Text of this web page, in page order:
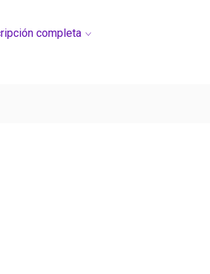
completa